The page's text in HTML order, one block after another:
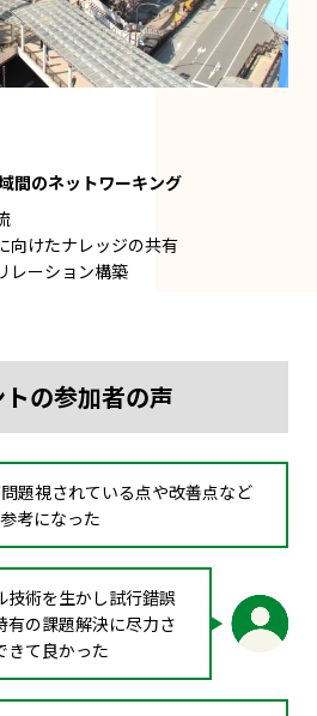
間のネットワーキング
向けたナレッジの共有
レーション構築
の参加者の声
題視されている点や改善点など
考になった
技術を生かし試行錯誤
有の課題解決に尽力さ
きて良かった